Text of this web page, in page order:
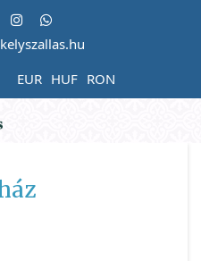
EUR HUF RON